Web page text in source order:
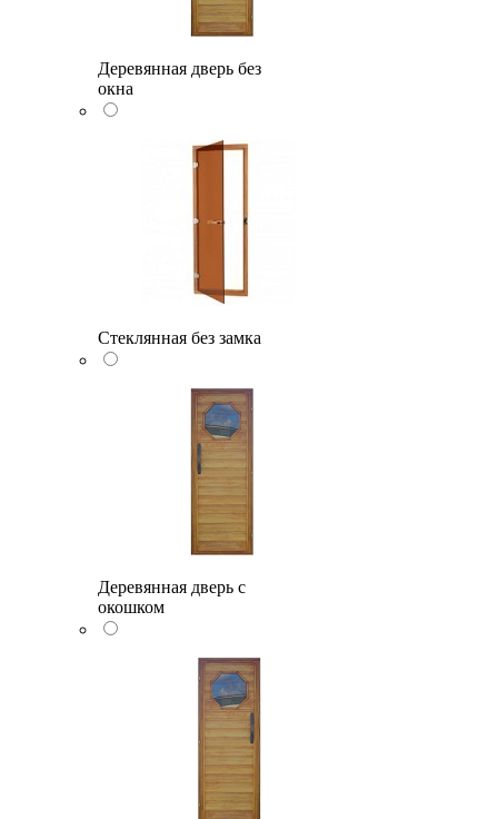
Деревянная дверь без
окна
Стеклянная без замка
Деревянная дверь с
окошком